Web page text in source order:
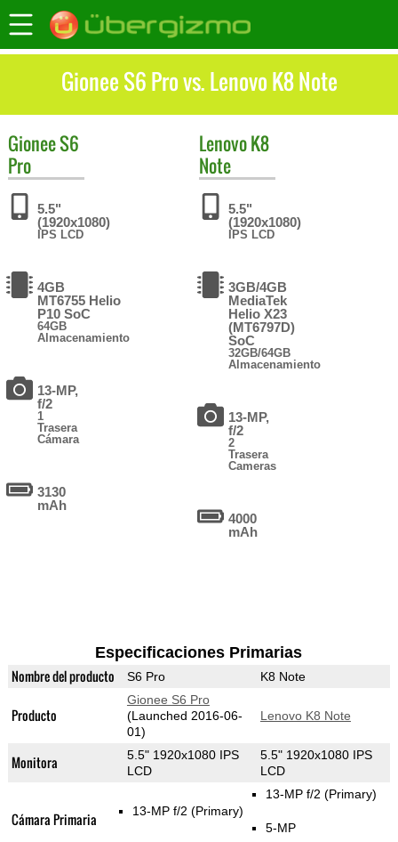
Gionee S6 Pro vs. Lenovo K8 Note
GioneeS6
Pro
5.5"
(1920x1080)
IPS LCD
4GB
MT6755 Helio
P10 SoC
64GB
Almacenamiento
13-MP,
f/2
1
Trasera
Cámara
3130
mAh
LenovoK8
Note
5.5"
(1920x1080)
IPS LCD
3GB/4GB
MediaTek
Helio X23
(MT6797D)
SoC
32GB/64GB
Almacenamiento
13-MP,
f/2
2
Trasera
Cameras
4000
mAh
Especificaciones Primarias
Nombre del producto S6 Pro K8 Note
Producto
Gionee S6 Pro
(Launched 2016-06-
01)
Lenovo K8 Note
Monitora
5.5" 1920x1080 IPS
LCD
5.5" 1920x1080 IPS
LCD
Cámara Primaria 13-MP f/2 (Primary)
13-MP f/2 (Primary)
5-MP